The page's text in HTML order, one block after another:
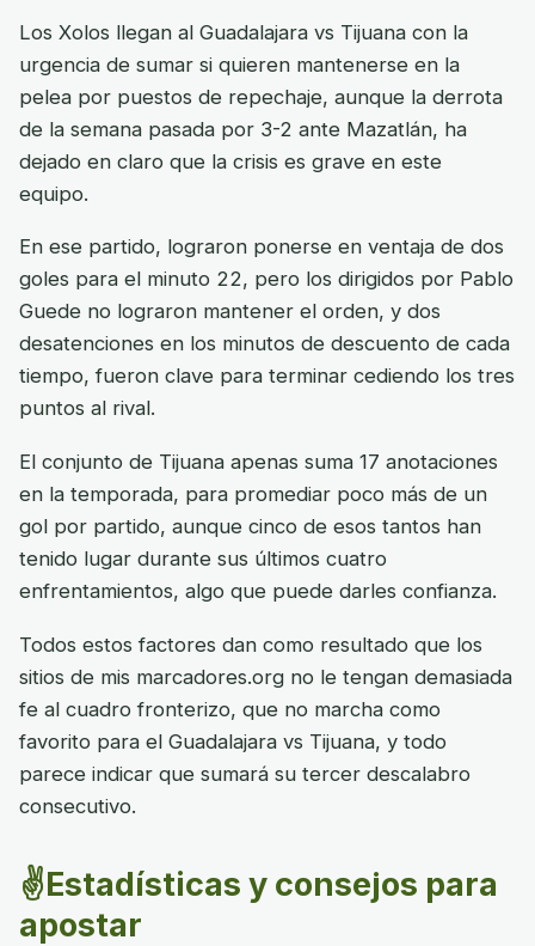
Los Xolos llegan al Guadalajara vs Tijuana con la
urgencia de sumar si quieren mantenerse en la
pelea por puestos de repechaje, aunque la derrota
de la semana pasada por 3-2 ante Mazatlán, ha
dejado en claro que la crisis es grave en este
equipo.
En ese partido, lograron ponerse en ventaja de dos
goles para el minuto 22, pero los dirigidos por Pablo
Guede no lograron mantener el orden, y dos
desatenciones en los minutos de descuento de cada
tiempo, fueron clave para terminar cediendo los tres
puntos al rival.
El conjunto de Tijuana apenas suma 17 anotaciones
en la temporada, para promediar poco más de un
gol por partido, aunque cinco de esos tantos han
tenido lugar durante sus últimos cuatro
enfrentamientos, algo que puede darles confianza.
Todos estos factores dan como resultado que los
sitios de mis marcadores.org no le tengan demasiada
fe al cuadro fronterizo, que no marcha como
favorito para el Guadalajara vs Tijuana, y todo
parece indicar que sumará su tercer descalabro
consecutivo.
✌️Estadísticas y consejos para
apostar